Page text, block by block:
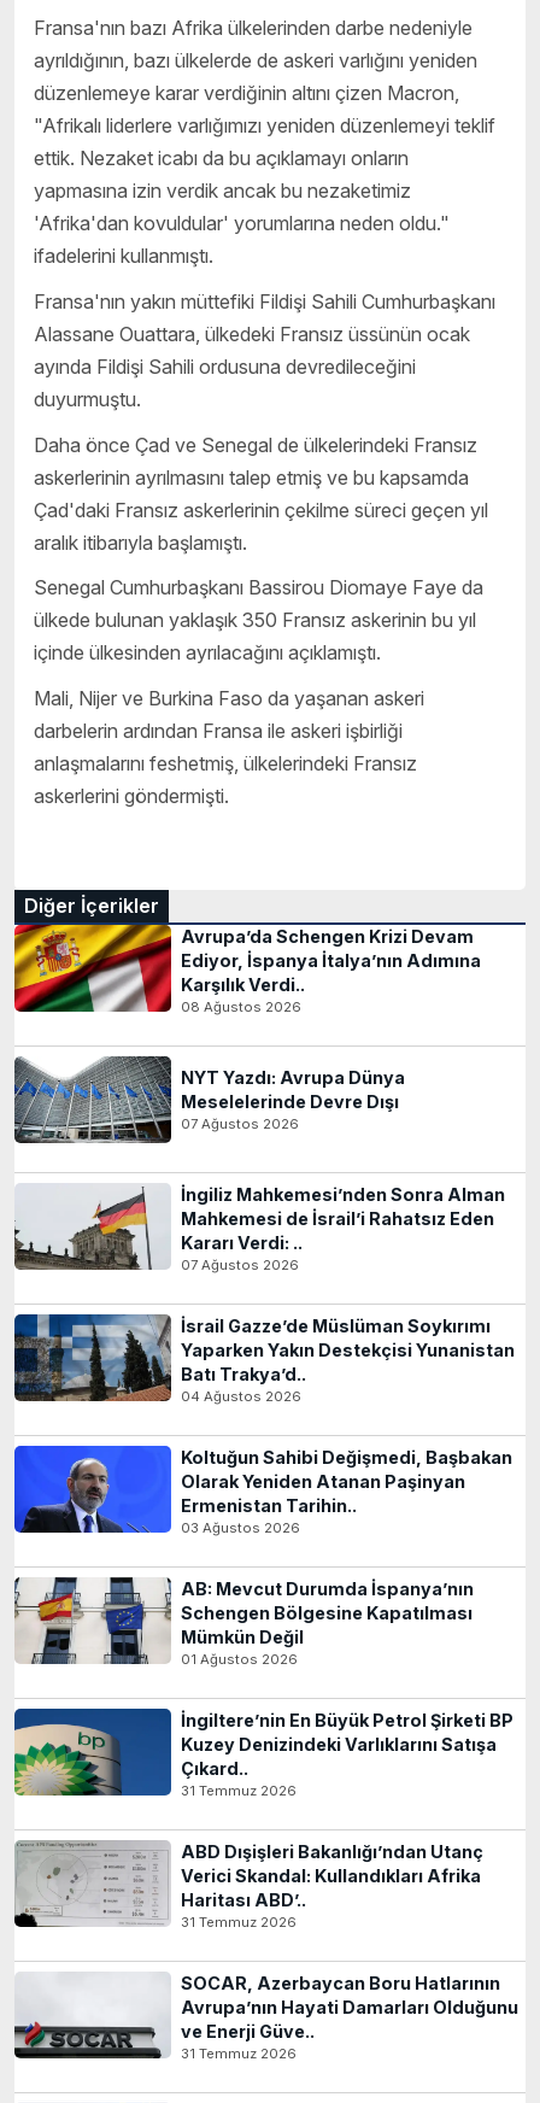
Fransa'nın bazı Afrika ülkelerinden darbe nedeniyle
ayrıldığının, bazı ülkelerde de askeri varlığını yeniden
düzenlemeye karar verdiğinin altını çizen Macron,
"Afrikalı liderlere varlığımızı yeniden düzenlemeyi teklif
ettik. Nezaket icabı da bu açıklamayı onların
yapmasına izin verdik ancak bu nezaketimiz
'Afrika'dan kovuldular' yorumlarına neden oldu."
ifadelerini kullanmıştı.
Fransa'nın yakın müttefiki Fildişi Sahili Cumhurbaşkanı
Alassane Ouattara, ülkedeki Fransız üssünün ocak
ayında Fildişi Sahili ordusuna devredileceğini
duyurmuştu.
Daha önce Çad ve Senegal de ülkelerindeki Fransız
askerlerinin ayrılmasını talep etmiş ve bu kapsamda
Çad'daki Fransız askerlerinin çekilme süreci geçen yıl
aralık itibarıyla başlamıştı.
Senegal Cumhurbaşkanı Bassirou Diomaye Faye da
ülkede bulunan yaklaşık 350 Fransız askerinin bu yıl
içinde ülkesinden ayrılacağını açıklamıştı.
Mali, Nijer ve Burkina Faso da yaşanan askeri
darbelerin ardından Fransa ile askeri işbirliği
anlaşmalarını feshetmiş, ülkelerindeki Fransız
askerlerini göndermişti.
Diğer İçerikler
Avrupa’da Schengen Krizi Devam
Ediyor, İspanya İtalya’nın Adımına
Karşılık Verdi..
08 Ağustos 2026
NYT Yazdı: Avrupa Dünya
Meselelerinde Devre Dışı
07 Ağustos 2026
İngiliz Mahkemesi’nden Sonra Alman
Mahkemesi de İsrail’i Rahatsız Eden
Kararı Verdi: ..
07 Ağustos 2026
İsrail Gazze’de Müslüman Soykırımı
Yaparken Yakın Destekçisi Yunanistan
Batı Trakya’d..
04 Ağustos 2026
Koltuğun Sahibi Değişmedi, Başbakan
Olarak Yeniden Atanan Paşinyan
Ermenistan Tarihin..
03 Ağustos 2026
AB: Mevcut Durumda İspanya’nın
Schengen Bölgesine Kapatılması
Mümkün Değil
01 Ağustos 2026
İngiltere’nin En Büyük Petrol Şirketi BP
Kuzey Denizindeki Varlıklarını Satışa
Çıkard..
31 Temmuz 2026
ABD Dışişleri Bakanlığı’ndan Utanç
Verici Skandal: Kullandıkları Afrika
Haritası ABD’..
31 Temmuz 2026
SOCAR, Azerbaycan Boru Hatlarının
Avrupa’nın Hayati Damarları Olduğunu
ve Enerji Güve..
31 Temmuz 2026